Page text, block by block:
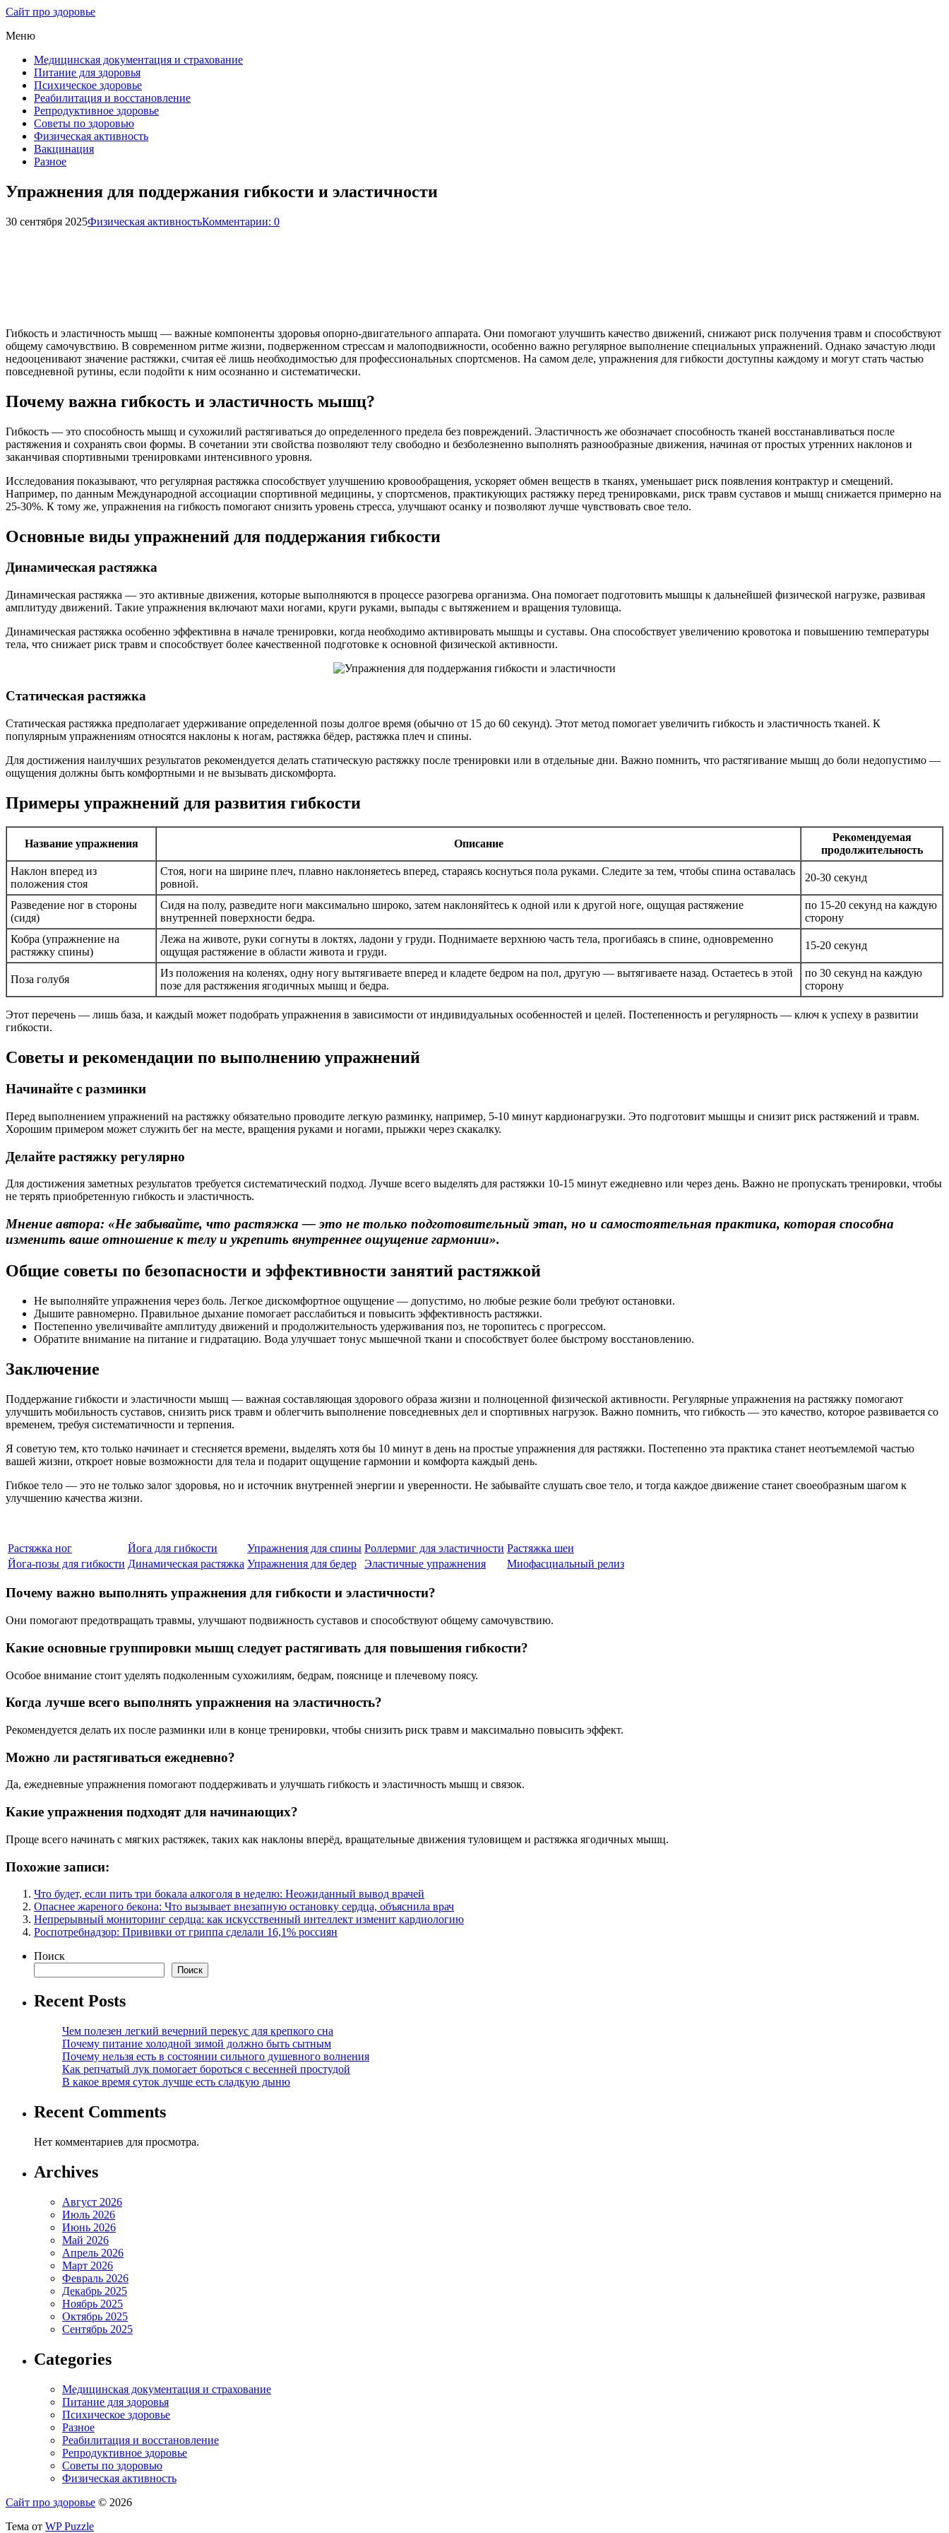
Сайт про здоровье
Меню
Медицинская документация и страхование
Питание для здоровья
Психическое здоровье
Реабилитация и восстановление
Репродуктивное здоровье
Советы по здоровью
Физическая активность
Вакцинация
Разное
Упражнения для поддержания гибкости и эластичности
30 сентября 2025Физическая активностьКомментарии: 0
Гибкость и эластичность мышц — важные компоненты здоровья опорно-двигательного аппарата. Они помогают улучшить качество движений, снижают риск получения травм и способствуют
общему самочувствию. В современном ритме жизни, подверженном стрессам и малоподвижности, особенно важно регулярное выполнение специальных упражнений. Однако зачастую люди
недооценивают значение растяжки, считая её лишь необходимостью для профессиональных спортсменов. На самом деле, упражнения для гибкости доступны каждому и могут стать частью
повседневной рутины, если подойти к ним осознанно и систематически.
Почему важна гибкость и эластичность мышц?
Гибкость — это способность мышц и сухожилий растягиваться до определенного предела без повреждений. Эластичность же обозначает способность тканей восстанавливаться после
растяжения и сохранять свои формы. В сочетании эти свойства позволяют телу свободно и безболезненно выполнять разнообразные движения, начиная от простых утренних наклонов и
заканчивая спортивными тренировками интенсивного уровня.
Исследования показывают, что регулярная растяжка способствует улучшению кровообращения, ускоряет обмен веществ в тканях, уменьшает риск появления контрактур и смещений.
Например, по данным Международной ассоциации спортивной медицины, у спортсменов, практикующих растяжку перед тренировками, риск травм суставов и мышц снижается примерно на
25-30%. К тому же, упражнения на гибкость помогают снизить уровень стресса, улучшают осанку и позволяют лучше чувствовать свое тело.
Основные виды упражнений для поддержания гибкости
Динамическая растяжка
Динамическая растяжка — это активные движения, которые выполняются в процессе разогрева организма. Она помогает подготовить мышцы к дальнейшей физической нагрузке, развивая
амплитуду движений. Такие упражнения включают махи ногами, круги руками, выпады с вытяжением и вращения туловища.
Динамическая растяжка особенно эффективна в начале тренировки, когда необходимо активировать мышцы и суставы. Она способствует увеличению кровотока и повышению температуры
тела, что снижает риск травм и способствует более качественной подготовке к основной физической активности.
Статическая растяжка
Статическая растяжка предполагает удерживание определенной позы долгое время (обычно от 15 до 60 секунд). Этот метод помогает увеличить гибкость и эластичность тканей. К
популярным упражнениям относятся наклоны к ногам, растяжка бёдер, растяжка плеч и спины.
Для достижения наилучших результатов рекомендуется делать статическую растяжку после тренировки или в отдельные дни. Важно помнить, что растягивание мышц до боли недопустимо —
ощущения должны быть комфортными и не вызывать дискомфорта.
Примеры упражнений для развития гибкости
Название упражнения Описание
Рекомендуемая
продолжительность
Наклон вперед из
положения стоя
Стоя, ноги на ширине плеч, плавно наклоняетесь вперед, стараясь коснуться пола руками. Следите за тем, чтобы спина оставалась
ровной.
20-30 секунд
Разведение ног в стороны
(сидя)
Сидя на полу, разведите ноги максимально широко, затем наклоняйтесь к одной или к другой ноге, ощущая растяжение
внутренней поверхности бедра.
по 15-20 секунд на каждую
сторону
Кобра (упражнение на
растяжку спины)
Лежа на животе, руки согнуты в локтях, ладони у груди. Поднимаете верхнюю часть тела, прогибаясь в спине, одновременно
ощущая растяжение в области живота и груди.
15-20 секунд
Поза голубя
Из положения на коленях, одну ногу вытягиваете вперед и кладете бедром на пол, другую — вытягиваете назад. Остаетесь в этой
позе для растяжения ягодичных мышц и бедра.
по 30 секунд на каждую
сторону
Этот перечень — лишь база, и каждый может подобрать упражнения в зависимости от индивидуальных особенностей и целей. Постепенность и регулярность — ключ к успеху в развитии
гибкости.
Советы и рекомендации по выполнению упражнений
Начинайте с разминки
Перед выполнением упражнений на растяжку обязательно проводите легкую разминку, например, 5-10 минут кардионагрузки. Это подготовит мышцы и снизит риск растяжений и травм.
Хорошим примером может служить бег на месте, вращения руками и ногами, прыжки через скакалку.
Делайте растяжку регулярно
Для достижения заметных результатов требуется систематический подход. Лучше всего выделять для растяжки 10-15 минут ежедневно или через день. Важно не пропускать тренировки, чтобы
не терять приобретенную гибкость и эластичность.
Мнение автора: «Не забывайте, что растяжка — это не только подготовительный этап, но и самостоятельная практика, которая способна
изменить ваше отношение к телу и укрепить внутреннее ощущение гармонии».
Общие советы по безопасности и эффективности занятий растяжкой
Не выполняйте упражнения через боль. Легкое дискомфортное ощущение — допустимо, но любые резкие боли требуют остановки.
Дышите равномерно. Правильное дыхание помогает расслабиться и повысить эффективность растяжки.
Постепенно увеличивайте амплитуду движений и продолжительность удерживания поз, не торопитесь с прогрессом.
Обратите внимание на питание и гидратацию. Вода улучшает тонус мышечной ткани и способствует более быстрому восстановлению.
Заключение
Поддержание гибкости и эластичности мышц — важная составляющая здорового образа жизни и полноценной физической активности. Регулярные упражнения на растяжку помогают
улучшить мобильность суставов, снизить риск травм и облегчить выполнение повседневных дел и спортивных нагрузок. Важно помнить, что гибкость — это качество, которое развивается со
временем, требуя систематичности и терпения.
Я советую тем, кто только начинает и стесняется времени, выделять хотя бы 10 минут в день на простые упражнения для растяжки. Постепенно эта практика станет неотъемлемой частью
вашей жизни, откроет новые возможности для тела и подарит ощущение гармонии и комфорта каждый день.
Гибкое тело — это не только залог здоровья, но и источник внутренней энергии и уверенности. Не забывайте слушать свое тело, и тогда каждое движение станет своеобразным шагом к
улучшению качества жизни.
Растяжка ног Йога для гибкости Упражнения для спины Роллермиг для эластичности Растяжка шеи
Йога-позы для гибкости Динамическая растяжка Упражнения для бедер Эластичные упражнения Миофасциальный релиз
Почему важно выполнять упражнения для гибкости и эластичности?
Они помогают предотвращать травмы, улучшают подвижность суставов и способствуют общему самочувствию.
Какие основные группировки мышц следует растягивать для повышения гибкости?
Особое внимание стоит уделять подколенным сухожилиям, бедрам, пояснице и плечевому поясу.
Когда лучше всего выполнять упражнения на эластичность?
Рекомендуется делать их после разминки или в конце тренировки, чтобы снизить риск травм и максимально повысить эффект.
Можно ли растягиваться ежедневно?
Да, ежедневные упражнения помогают поддерживать и улучшать гибкость и эластичность мышц и связок.
Какие упражнения подходят для начинающих?
Проще всего начинать с мягких растяжек, таких как наклоны вперёд, вращательные движения туловищем и растяжка ягодичных мышц.
Похожие записи:
Что будет, если пить три бокала алкоголя в неделю: Неожиданный вывод врачей
Опаснее жареного бекона: Что вызывает внезапную остановку сердца, объяснила врач
Непрерывный мониторинг сердца: как искусственный интеллект изменит кардиологию
Роспотребнадзор: Прививки от гриппа сделали 16,1% россиян
Поиск
Поиск
Recent Posts
Чем полезен легкий вечерний перекус для крепкого сна
Почему питание холодной зимой должно быть сытным
Почему нельзя есть в состоянии сильного душевного волнения
Как репчатый лук помогает бороться с весенней простудой
В какое время суток лучше есть сладкую дыню
Recent Comments
Нет комментариев для просмотра.
Archives
Август 2026
Июль 2026
Июнь 2026
Май 2026
Апрель 2026
Март 2026
Февраль 2026
Декабрь 2025
Ноябрь 2025
Октябрь 2025
Сентябрь 2025
Categories
Медицинская документация и страхование
Питание для здоровья
Психическое здоровье
Разное
Реабилитация и восстановление
Репродуктивное здоровье
Советы по здоровью
Физическая активность
Сайт про здоровье © 2026
Тема от WP Puzzle